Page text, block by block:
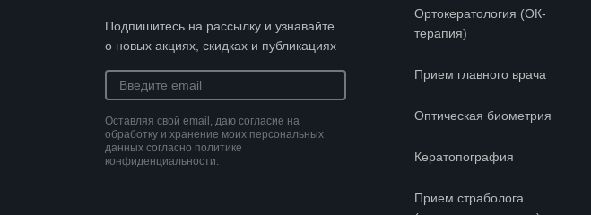
Подпишитесь на рассылку и узнавайте
о новых акциях, скидках и публикациях
Оставляя свой email, даю согласие на
обработку и хранение моих персональных
данных согласно политике
конфиденциальности.
Ортокератология (ОК-
терапия)
Прием главного врача
Оптическая биометрия
Кератопография
Прием страболога